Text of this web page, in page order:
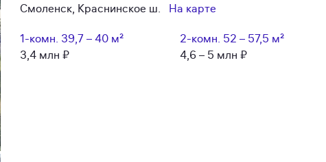
Смоленск, Краснинское ш. На карте
1-комн. 39,7 – 40 м²
3,4 млн ₽
2-комн. 52 – 57,5 м²
4,6 – 5 млн ₽